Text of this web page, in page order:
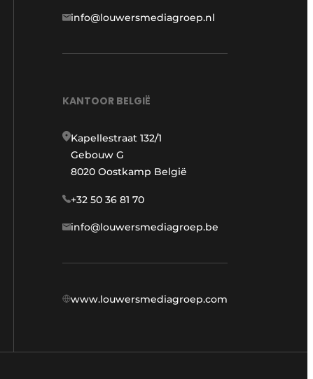
info@louwersmediagroep.nl
KANTOOR BELGIË
Kapellestraat 132/1
Gebouw G
8020 Oostkamp België
+32 50 36 81 70
info@louwersmediagroep.be
www.louwersmediagroep.com